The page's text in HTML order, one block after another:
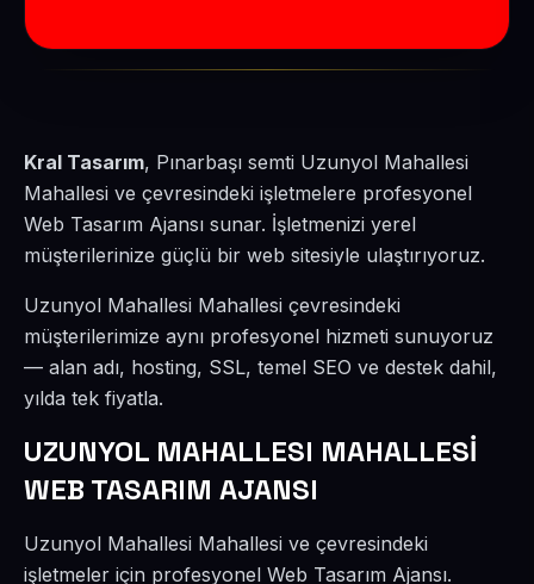
Kral Tasarım, Pınarbaşı semti Uzunyol Mahallesi
Mahallesi ve çevresindeki işletmelere profesyonel
Web Tasarım Ajansı sunar. İşletmenizi yerel
müşterilerinize güçlü bir web sitesiyle ulaştırıyoruz.
Uzunyol Mahallesi Mahallesi çevresindeki
müşterilerimize aynı profesyonel hizmeti sunuyoruz
— alan adı, hosting, SSL, temel SEO ve destek dahil,
yılda tek fiyatla.
UZUNYOL MAHALLESI MAHALLESİ
WEB TASARIM AJANSI
Uzunyol Mahallesi Mahallesi ve çevresindeki
işletmeler için profesyonel Web Tasarım Ajansı.